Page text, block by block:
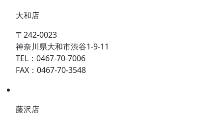
大和店
〒242-0023
神奈川県大和市渋谷1-9-11
TEL：0467-70-7006
FAX：0467-70-3548
藤沢店